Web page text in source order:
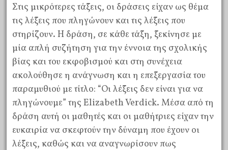
Στις μικρότερες τάξεις, οι δράσεις είχαν ως θέμα
τις λέξεις που πληγώνουν και τις λέξεις που
στηρίζουν. Η δράση, σε κάθε τάξη, ξεκίνησε με
μία απλή συζήτηση για την έννοια της σχολικής
βίας και του εκφοβισμού και στη συνέχεια
ακολούθησε η ανάγνωση και η επεξεργασία του
παραμυθιού με τίτλο: “Οι λέξεις δεν είναι για να
πληγώνουμε” της Elizabeth Verdick. Μέσα από τη
δράση αυτή οι μαθητές και οι μαθήτριες είχαν την
ευκαιρία να σκεφτούν την δύναμη που έχουν οι
λέξεις, καθώς και να αναγνωρίσουν πως